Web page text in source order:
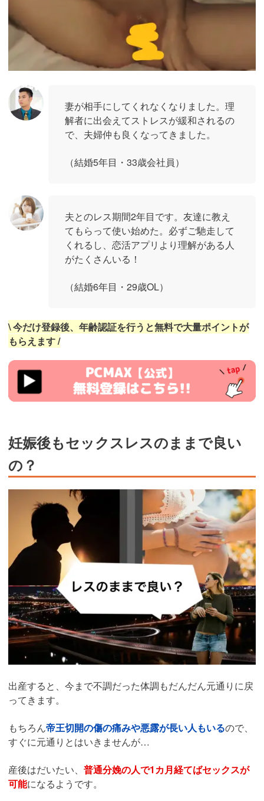
妻が相手にしてくれなくなりました。理
解者に出会えてストレスが緩和されるの
で、夫婦仲も良くなってきました。
（結婚5年目・33歳会社員）
夫とのレス期間2年目です。友達に教え
てもらって使い始めた。必ずご馳走して
くれるし、恋活アプリより理解がある人
がたくさんいる！
（結婚6年目・29歳OL）
\ 今だけ登録後、年齢認証を行うと無料で大量ポイントが
もらえます /
https://pcmax.jp/lp/?
ad_id=rm327007
妊娠後もセックスレスのままで良い
の？
出産すると、今まで不調だった体調もだんだん元通りに戻
ってきます。
もちろん帝王切開の傷の痛みや悪露が長い人もいるので、
すぐに元通りとはいきませんが…
産後はだいたい、 普通分娩の人で1カ月経てばセックスが
可能になるようです。